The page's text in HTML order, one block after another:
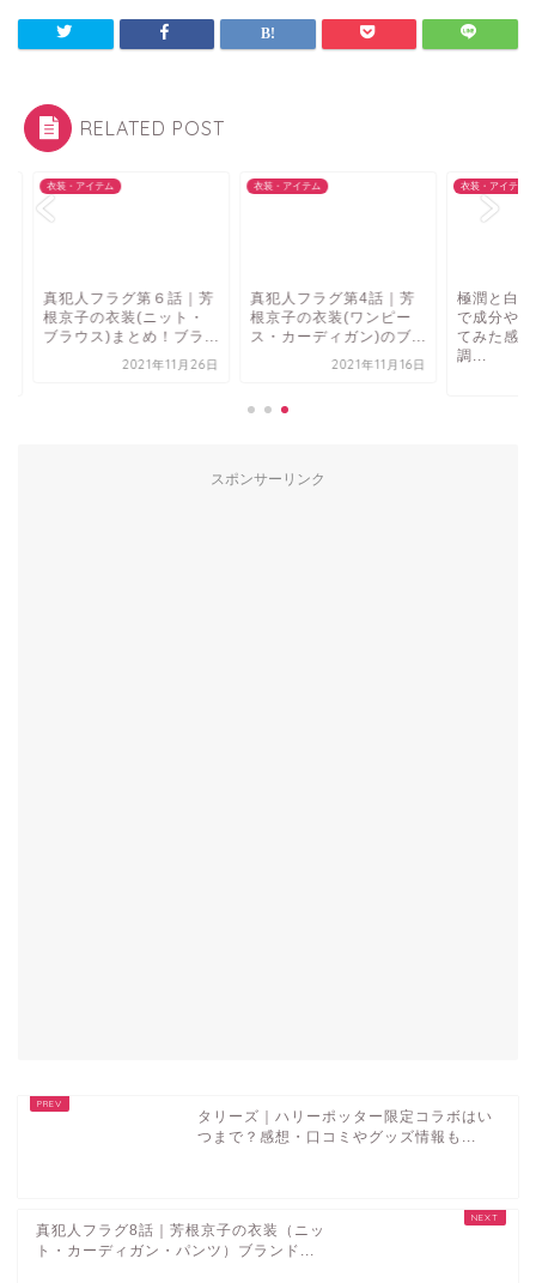
RELATED POST
アイテム
人フラグ第６話｜芳
子の衣装(ニット・
ウス)まとめ！ブラ...
2021年11月26日
衣装・アイテム
真犯人フラグ第4話｜芳
根京子の衣装(ワンピー
ス・カーディガン)のブ...
2021年11月16日
衣装・アイテム
極潤と白潤どっちが
で成分や違いは何？
てみた感想や口コミ
調...
スポンサーリンク
タリーズ｜ハリーポッター限定コラボはい
つまで？感想・口コミやグッズ情報も...
真犯人フラグ8話｜芳根京子の衣装（ニッ
ト・カーディガン・パンツ）ブランド...